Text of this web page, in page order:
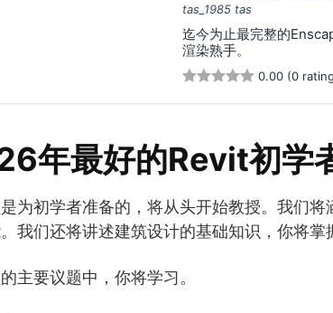
tas_1985 tas
迄今为止最完整的
渲染熟手。
0.00 (0
年最好的Revit初学
为初学者准备的，将从头开始教授。我们
我们还将讲述建筑设计的基础知识，你将掌
主要议题中，你将学习。